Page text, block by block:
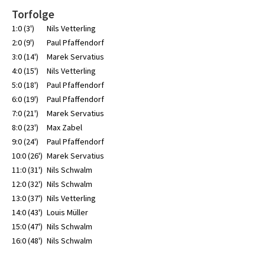
Torfolge
1:0 (3')
Nils Vetterling
2:0 (9')
Paul Pfaffendorf
3:0 (14')
Marek Servatius
4:0 (15')
Nils Vetterling
5:0 (18')
Paul Pfaffendorf
6:0 (19')
Paul Pfaffendorf
7:0 (21')
Marek Servatius
8:0 (23')
Max Zabel
9:0 (24')
Paul Pfaffendorf
10:0 (26') Marek Servatius
11:0 (31') Nils Schwalm
12:0 (32') Nils Schwalm
13:0 (37') Nils Vetterling
14:0 (43') Louis Müller
15:0 (47') Nils Schwalm
16:0 (48') Nils Schwalm